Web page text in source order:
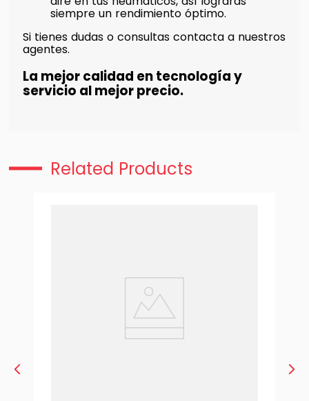
siempre un rendimiento óptimo.
Si tienes dudas o consultas contacta a nuestros
agentes.
La mejor calidad en tecnología y
servicio al mejor precio.
Related Products